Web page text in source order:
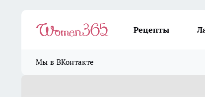
Рецепты
Мы в ВКонтакте